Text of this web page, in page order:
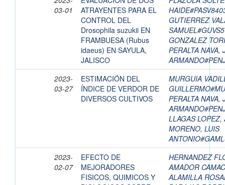
03-01
ATRAYENTES PARA EL
CONTROL DEL
Drosophila suzukii EN
FRAMBUESA (Rubus
idaeus) EN SAYULA,
JALISCO
GUTIERREZ
GONZALEZ
PERALTA NAVA,
2023-
03-27
ESTIMACIÓN DEL
ÍNDICE DE VERDOR DE
DIVERSOS CULTIVOS
MURGUIA
PERALTA NAVA,
LLAGAS LOPEZ,
MORENO, LUIS
2023-
02-07
EFECTO DE
MEJORADORES
FISICOS, QUIMICOS Y
HERNANDEZ
AMADOR
ALAMILLA